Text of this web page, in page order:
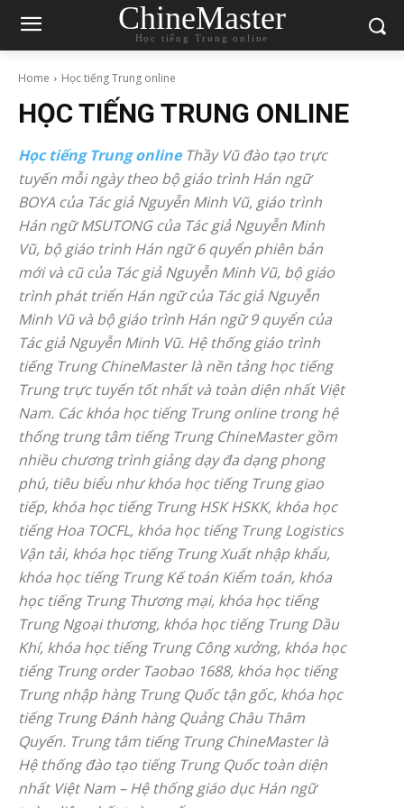
ChineMaster
Học tiếng Trung online
Home Học tiếng Trung online
HỌC TIẾNG TRUNG ONLINE
Học tiếng Trung onlineThầy Vũ đào tạo trực
tuyến mỗi ngày theo bộ giáo trình Hán ngữ
BOYA của Tác giả Nguyễn Minh Vũ, giáo trình
Hán ngữ MSUTONG của Tác giả Nguyễn Minh
Vũ, bộ giáo trình Hán ngữ 6 quyển phiên bản
mới và cũ của Tác giả Nguyễn Minh Vũ, bộ giáo
trình phát triển Hán ngữ của Tác giả Nguyễn
Minh Vũ và bộ giáo trình Hán ngữ 9 quyển của
Tác giả Nguyễn Minh Vũ. Hệ thống giáo trình
tiếng Trung ChineMaster là nền tảng học tiếng
Trung trực tuyến tốt nhất và toàn diện nhất Việt
Nam. Các khóa học tiếng Trung online trong hệ
thống trung tâm tiếng Trung ChineMaster gồm
nhiều chương trình giảng dạy đa dạng phong
phú, tiêu biểu như khóa học tiếng Trung giao
tiếp, khóa học tiếng Trung HSK HSKK, khóa học
tiếng Hoa TOCFL, khóa học tiếng Trung Logistics
Vận tải, khóa học tiếng Trung Xuất nhập khẩu,
khóa học tiếng Trung Kế toán Kiểm toán, khóa
học tiếng Trung Thương mại, khóa học tiếng
Trung Ngoại thương, khóa học tiếng Trung Dầu
Khí, khóa học tiếng Trung Công xưởng, khóa học
tiếng Trung order Taobao 1688, khóa học tiếng
Trung nhập hàng Trung Quốc tận gốc, khóa học
tiếng Trung Đánh hàng Quảng Châu Thâm
Quyến. Trung tâm tiếng Trung ChineMaster là
Hệ thống đào tạo tiếng Trung Quốc toàn diện
nhất Việt Nam – Hệ thống giáo dục Hán ngữ